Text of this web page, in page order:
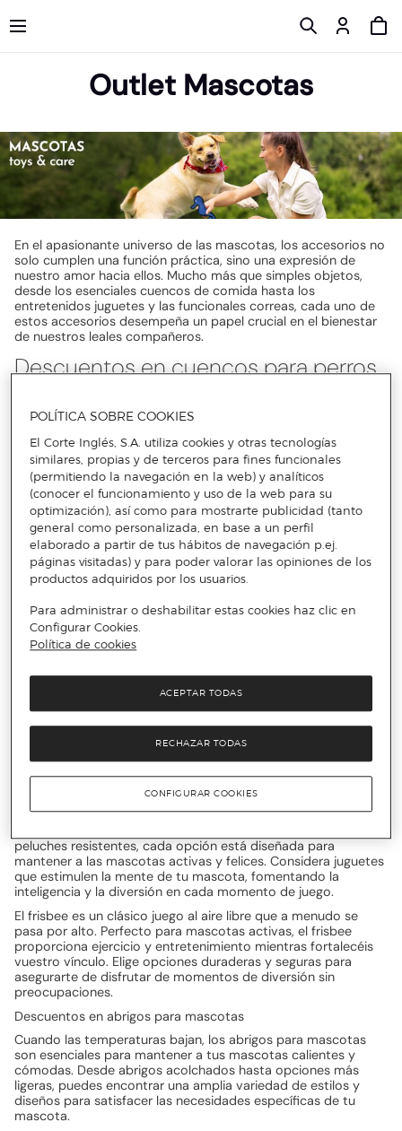
Outlet Mascotas
En el apasionante universo de las mascotas, los accesorios no
solo cumplen una función práctica, sino una expresión de
nuestro amor hacia ellos. Mucho más que simples objetos,
desde los esenciales cuencos de comida hasta los
entretenidos juguetes y las funcionales correas, cada uno de
estos accesorios desempeña un papel crucial en el bienestar
de nuestros leales compañeros.
Descuentos en cuencos para perros
más allá de su función básica. Hoy en día, puedes encontrar
decoración de tu hogar. Desde diseños modernos hasta
opciones personalizadas, estos cuencos no solo son
prácticos, sino que también añaden un toque de estilo a la
hora de la comida.
Descuentos en camas y cojines para
mascotas
Una buena cama es esencial para el descanso adecuado de tu
mascotas cómodas, puedes elegir la opción que se adapte
mejor a las necesidades y preferencias de tu peludo amigo.
Las camas para mascotas no solo proporcionan comodidad,
sino que también crean un espacio seguro y acogedor.
resistentes, estos cojines proporcionan un lugar dedicado
para la siesta de tu mascota, ya sea en su cama, en el sofá o
en cualquier rincón favorito.
Descuentos en juguetes para
mascotas
Los juguetes son esenciales para el entretenimiento y ejercicio
peluches resistentes, cada opción está diseñada para
mantener a las mascotas activas y felices. Considera juguetes
que estimulen la mente de tu mascota, fomentando la
inteligencia y la diversión en cada momento de juego.
El frisbee es un clásico juego al aire libre que a menudo se
pasa por alto. Perfecto para mascotas activas, el frisbee
proporciona ejercicio y entretenimiento mientras fortalecéis
vuestro vínculo. Elige opciones duraderas y seguras para
asegurarte de disfrutar de momentos de diversión sin
preocupaciones.
Descuentos en abrigos para mascotas
Cuando las temperaturas bajan, los abrigos para mascotas
son esenciales para mantener a tus mascotas calientes y
cómodas. Desde abrigos acolchados hasta opciones más
ligeras, puedes encontrar una amplia variedad de estilos y
diseños para satisfacer las necesidades específicas de tu
mascota.
POLÍTICA SOBRE COOKIES
El Corte Inglés, S.A. utiliza cookies y otras tecnologías
similares, propias y de terceros para fines funcionales
(permitiendo la navegación en la web) y analíticos
(conocer el funcionamiento y uso de la web para su
optimización), así como para mostrarte publicidad (tanto
general como personalizada, en base a un perfil
elaborado a partir de tus hábitos de navegación p.ej.
páginas visitadas) y para poder valorar las opiniones de los
productos adquiridos por los usuarios.
Para administrar o deshabilitar estas cookies haz clic en
Configurar Cookies.
Política de cookies
RECHAZAR TODAS
ACEPTAR TODAS
CONFIGURAR COOKIES